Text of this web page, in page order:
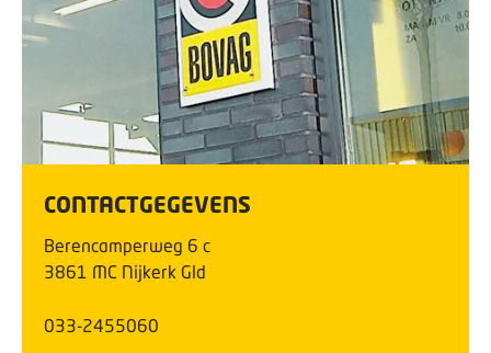
CONTACTGEGEVENS
Berencamperweg 6 c
3861 MC Nijkerk Gld
033-2455060